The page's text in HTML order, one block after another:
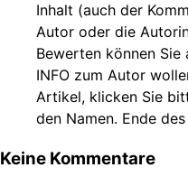
Inhalt (auch der
Autor oder die
Bewerten können Sie
INFO zum Autor
Artikel, klicken Sie
den Namen. Ende
Keine Kommentare